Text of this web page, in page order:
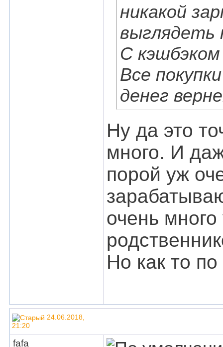
никакой
выглядеть
С
Все
денег
Ну да это
много. И
порой уж
очень
Но как то
24.06.2018,
21:20
fafa